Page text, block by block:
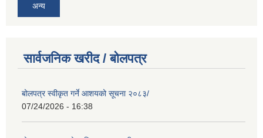
अन्य
सार्वजनिक खरीद / बोलपत्र
बोलपत्र स्वीकृत गर्ने आशयको सूचना २०८३/
07/24/2026 - 16:38